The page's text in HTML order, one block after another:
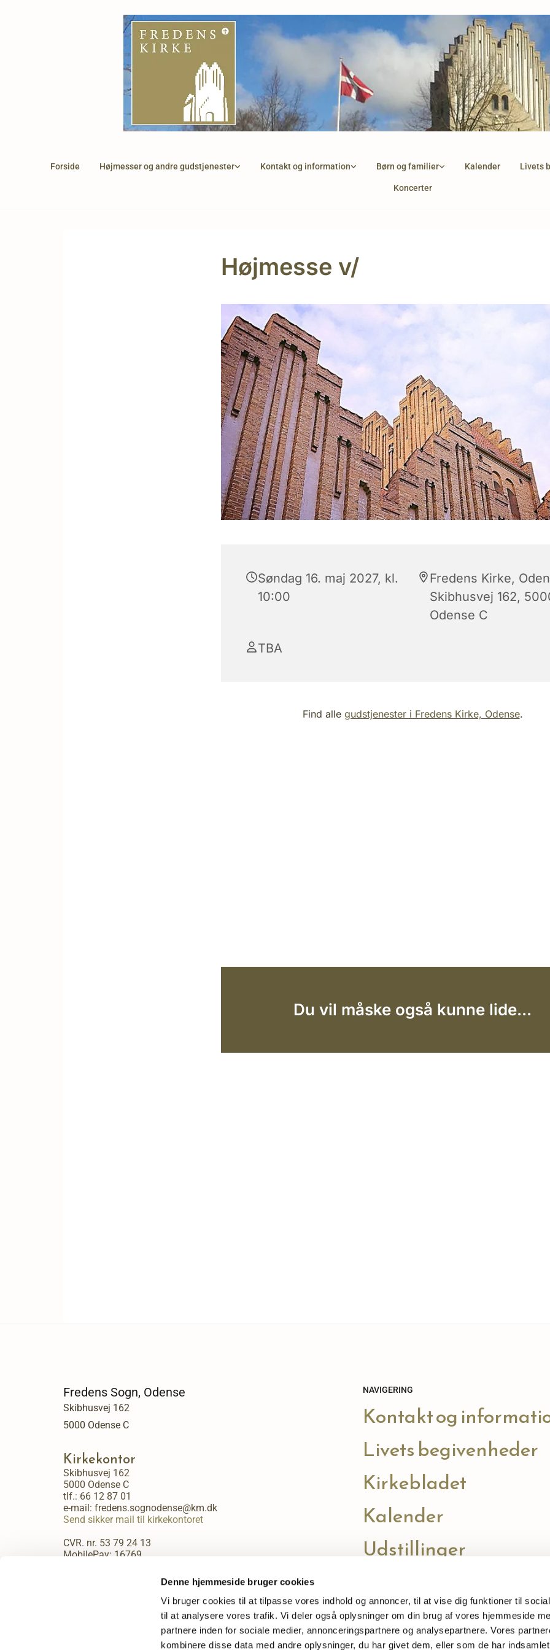
Denne hjemmeside bruger cookies
Vi bruger cookies til at tilpasse vores indhold og annoncer, til at vise dig funktioner til
til at analysere vores trafik. Vi deler også oplysninger om din brug af vores hjemmeside
partnere inden for sociale medier, annonceringspartnere og analysepartnere. Vores
kombinere disse data med andre oplysninger, du har givet dem, eller som de har
Forside Højmesser og andre gudstjenester Kontakt og information Børn og familier Kalender Livets
Koncerter
Højmesse v/
Søndag 16. maj 2027, kl.
10:00
Fredens Kirke,
Skibhusvej 162,
Odense C
TBA
Find alle gudstjenester i Fredens Kirke, Odense.
Du vil måske også kunne lide...
Fredens Sogn, Odense
Skibhusvej 162
5000 Odense C
Kirkekontor
Skibhusvej 162
5000 Odense C
tlf.: 66 12 87 01
e-mail: fredens.sognodense@km.dk
Send sikker mail til kirkekontoret
CVR. nr. 53 79 24 13
MobilePay: 16769
Kirkekontorets åbningstider:
NAVIGERING
Kontakt og
Livets begivenheder
Kirkebladet
Kalender
Udstillinger